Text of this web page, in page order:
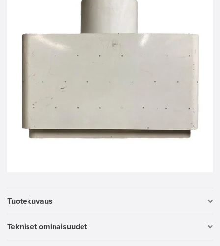
Tuotekuvaus
Tekniset ominaisuudet